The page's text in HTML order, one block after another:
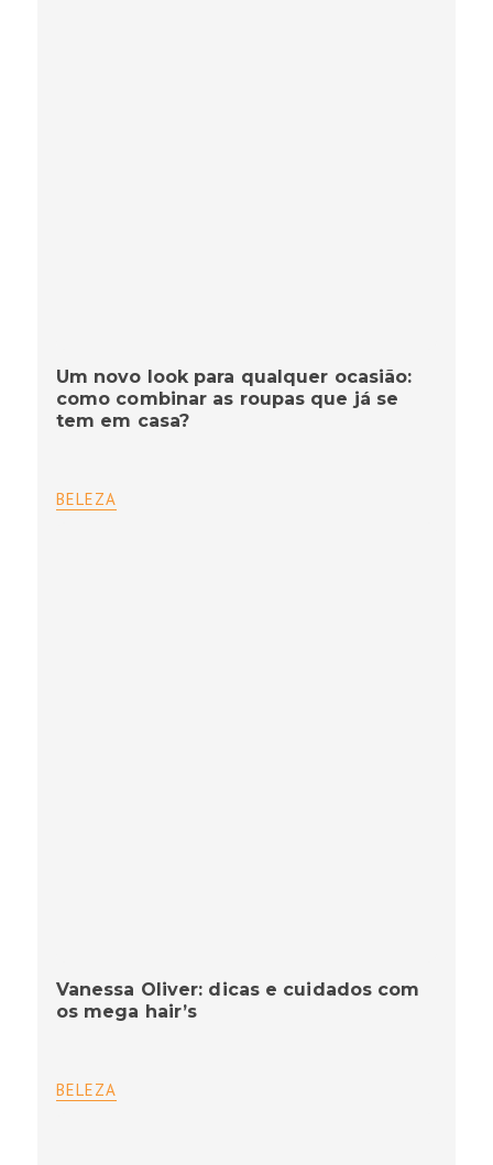
Um novo look para qualquer ocasião:
como combinar as roupas que já se
tem em casa?
BELEZA
Vanessa Oliver: dicas e cuidados com
os mega hair’s
BELEZA